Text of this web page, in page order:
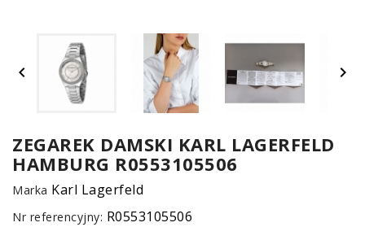
 
ZEGAREK DAMSKI KARL LAGERFELD
HAMBURG R0553105506
Marka Karl Lagerfeld
Nr referencyjny: R0553105506